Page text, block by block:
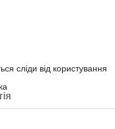
сліди від користування